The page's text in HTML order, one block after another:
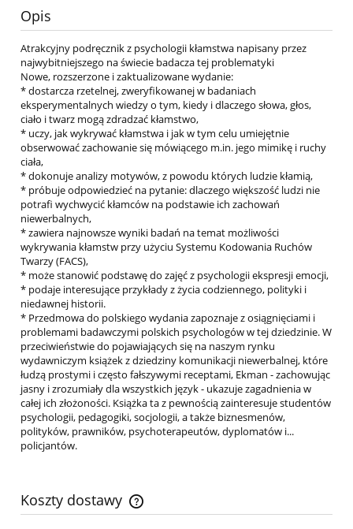
Opis
Atrakcyjny podręcznik z psychologii kłamstwa napisany przez
najwybitniejszego na świecie badacza tej problematyki
Nowe, rozszerzone i zaktualizowane wydanie:
* dostarcza rzetelnej, zweryfikowanej w badaniach
eksperymentalnych wiedzy o tym, kiedy i dlaczego słowa, głos,
ciało i twarz mogą zdradzać kłamstwo,
* uczy, jak wykrywać kłamstwa i jak w tym celu umiejętnie
obserwować zachowanie się mówiącego m.in. jego mimikę i ruchy
ciała,
* dokonuje analizy motywów, z powodu których ludzie kłamią,
* próbuje odpowiedzieć na pytanie: dlaczego większość ludzi nie
potrafi wychwycić kłamców na podstawie ich zachowań
niewerbalnych,
* zawiera najnowsze wyniki badań na temat możliwości
wykrywania kłamstw przy użyciu Systemu Kodowania Ruchów
Twarzy (FACS),
* może stanowić podstawę do zajęć z psychologii ekspresji emocji,
* podaje interesujące przykłady z życia codziennego, polityki i
niedawnej historii.
* Przedmowa do polskiego wydania zapoznaje z osiągnięciami i
problemami badawczymi polskich psychologów w tej dziedzinie. W
przeciwieństwie do pojawiających się na naszym rynku
wydawniczym książek z dziedziny komunikacji niewerbalnej, które
łudzą prostymi i często fałszywymi receptami, Ekman - zachowując
jasny i zrozumiały dla wszystkich język - ukazuje zagadnienia w
całej ich złożoności. Książka ta z pewnością zainteresuje studentów
psychologii, pedagogiki, socjologii, a także biznesmenów,
polityków, prawników, psychoterapeutów, dyplomatów i...
policjantów.
Koszty dostawy
Cena nie zawiera ewentualnych kosztów płatności